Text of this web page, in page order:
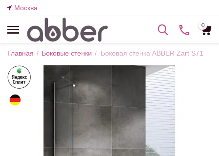
Москва
0
Главная / Боковые стенки / Боковая стенка ABBER Zart S71